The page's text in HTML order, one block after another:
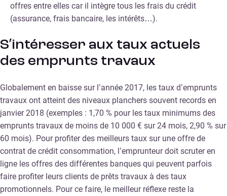
offres entre elles car il intègre tous les frais du crédit
(assurance, frais bancaire, les intérêts…).
S’intéresser aux taux actuels
des emprunts travaux
Globalement en baisse sur l’année 2017, les taux d’emprunts
travaux ont atteint des niveaux planchers souvent records en
janvier 2018 (exemples : 1,70 % pour les taux minimums des
emprunts travaux de moins de 10 000 € sur 24 mois, 2,90 % sur
60 mois). Pour profiter des meilleurs taux sur une offre de
contrat de crédit consommation, l’emprunteur doit scruter en
ligne les offres des différentes banques qui peuvent parfois
faire profiter leurs clients de prêts travaux à des taux
promotionnels. Pour ce faire, le meilleur réflexe reste la